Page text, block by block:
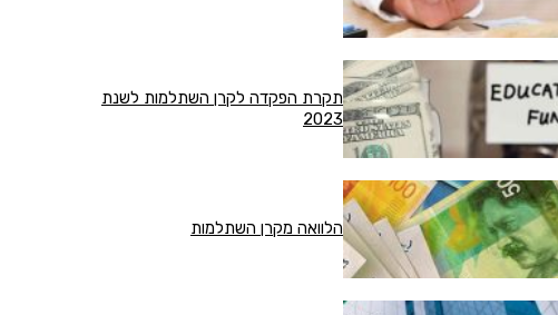
תקרת הפקדה לקרן השתלמות לשנת
2023
הלוואה מקרן השתלמות